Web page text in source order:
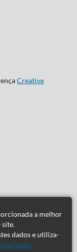
a melhor
site.
dados e utiliza-
Creative